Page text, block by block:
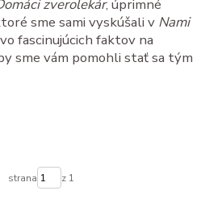
zverolekár, úprimné
sme sami vyskúšali v Nami
fascinujúcich faktov na
sme vám pomohli stať sa tým
strana z 1